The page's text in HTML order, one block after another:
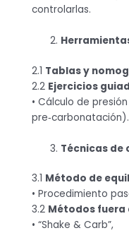
controlarlas.
2.1 Tablas y
2.2 Ejercicios
• Cálculo de
pre‑carbonatación).
Técnicas
3.1 Método de
• Procedimiento
3.2 Métodos fuera
• “Shake & Carb”,